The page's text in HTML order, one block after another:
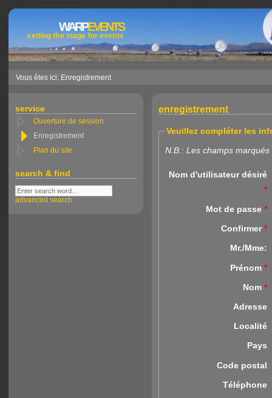
WARPEVENTS
setting the stage for events
Vous êtes ici: Enregistrement
service
Ouverture de session
Enregistrement
Plan du site
search & find
advanced search
enregistrement
Veuillez compléter les
N.B.: Les champs
Nom d'utilisateur désiré
*
Mot de passe*
Confirmer*
Mr./Mme:
Prénom*
Nom*
Adresse
Localité
Pays
Code postal
Téléphone